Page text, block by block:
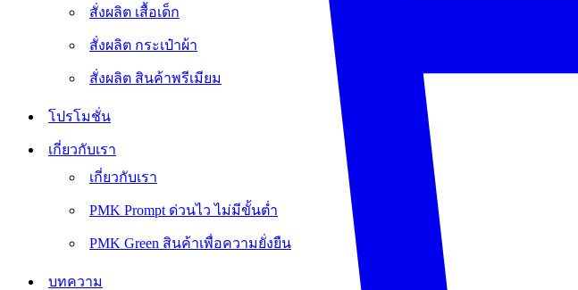
สั่งผลิต เสื้อเด็ก
สั่งผลิต กระเป๋าผ้า
สั่งผลิต สินค้าพรีเมียม
โปรโมชั่น
เกี่ยวกับเรา
เกี่ยวกับเรา
PMK Prompt ด่วนไว ไม่มีขั้นต่ำ
PMK Green สินค้าเพื่อความยั่งยืน
บทความ